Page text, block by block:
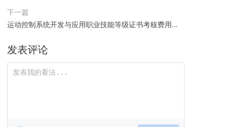
员培训通知
下一篇
运动控制系统开发与应用职业技能等级证书考核费用成
发表评论